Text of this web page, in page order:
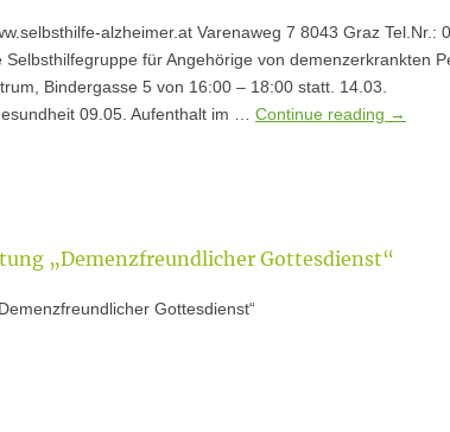
alzheimer.at Varenaweg 7 8043 Graz Tel.Nr.:
für Angehörige von demenzerkrankten
Bindergasse 5 von 16:00 – 18:00 statt. 14.03.
09.05. Aufenthalt im … Continue reading →
„Demenzfreundlicher Gottesdienst“
Gottesdienst“